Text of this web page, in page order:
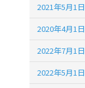
2021年5月1日
2020年4月1日
2022年7月1日
2022年5月1日